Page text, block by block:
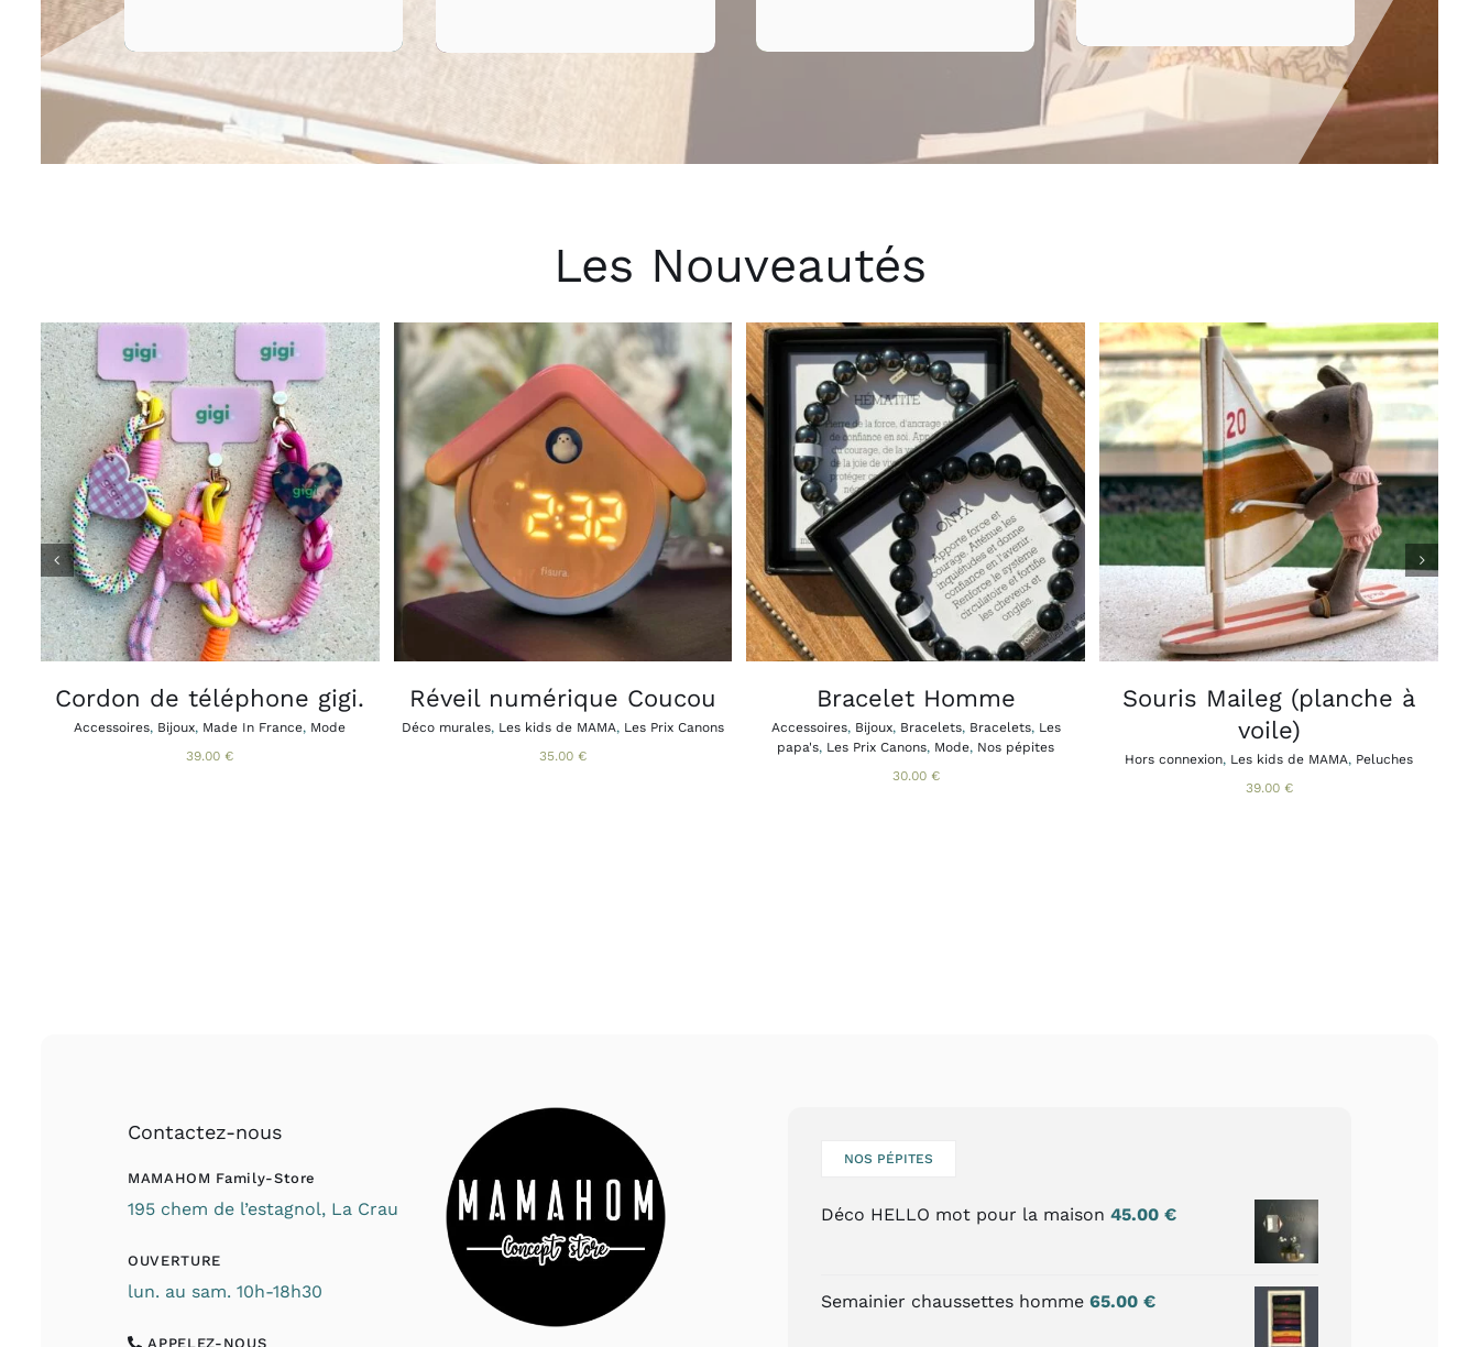
Les Nouveautés
CHOIX DES OPTIONS CE
PRODUIT
A
PLUSIEURS
VARIATIONS.
LES
OPTIONS
PEUVENT
ÊTRE
SUR
LA
/ APERÇU
Cordon de téléphone gigi.
Accessoires, Bijoux, Made In France, Mode
39.00 €
AJOUTER AU PANIER / APERÇU
Réveil numérique Coucou
Déco murales, Les kids de MAMA, Les Prix Canons
35.00 €
CHOIX DES OPTIONS CE
PRODUIT
A
PLUSIEURS
VARIATIONS.
LES
OPTIONS
PEUVENT
ÊTRE
SUR
LA
PAGE
/ APERÇU
Bracelet Homme
Accessoires, Bijoux, Bracelets, Bracelets, Les
papa's, Les Prix Canons, Mode, Nos pépites
30.00 €
AJOUTER AU PANIER / APERÇU
Souris Maileg (planche à
voile)
Hors connexion, Les kids de MAMA, Peluches
39.00 €
Contactez-nous
MAMAHOM Family-Store
195 chem de l’estagnol, La Crau
OUVERTURE
lun. au sam. 10h-18h30
APPELEZ-NOUS
NOS PÉPITES
Déco HELLO mot pour la maison 45.00€
Semainier chaussettes homme 65.00€